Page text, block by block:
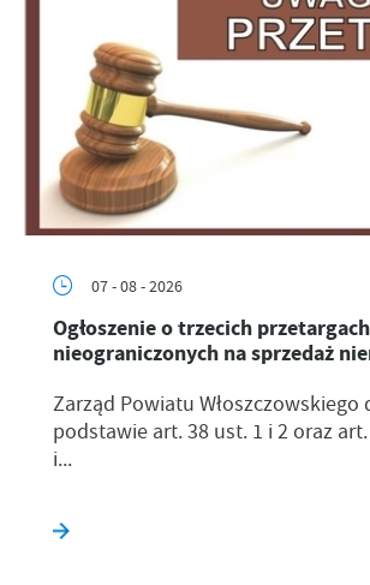
07 - 08 - 2026
Ogłoszenie o trzecich
nieograniczonych na sprzedaż
Zarząd Powiatu Włoszczowskiego
podstawie art. 38 ust. 1 i 2 oraz
i...